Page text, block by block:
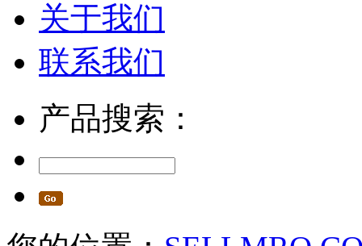
关于我们
联系我们
产品搜索：